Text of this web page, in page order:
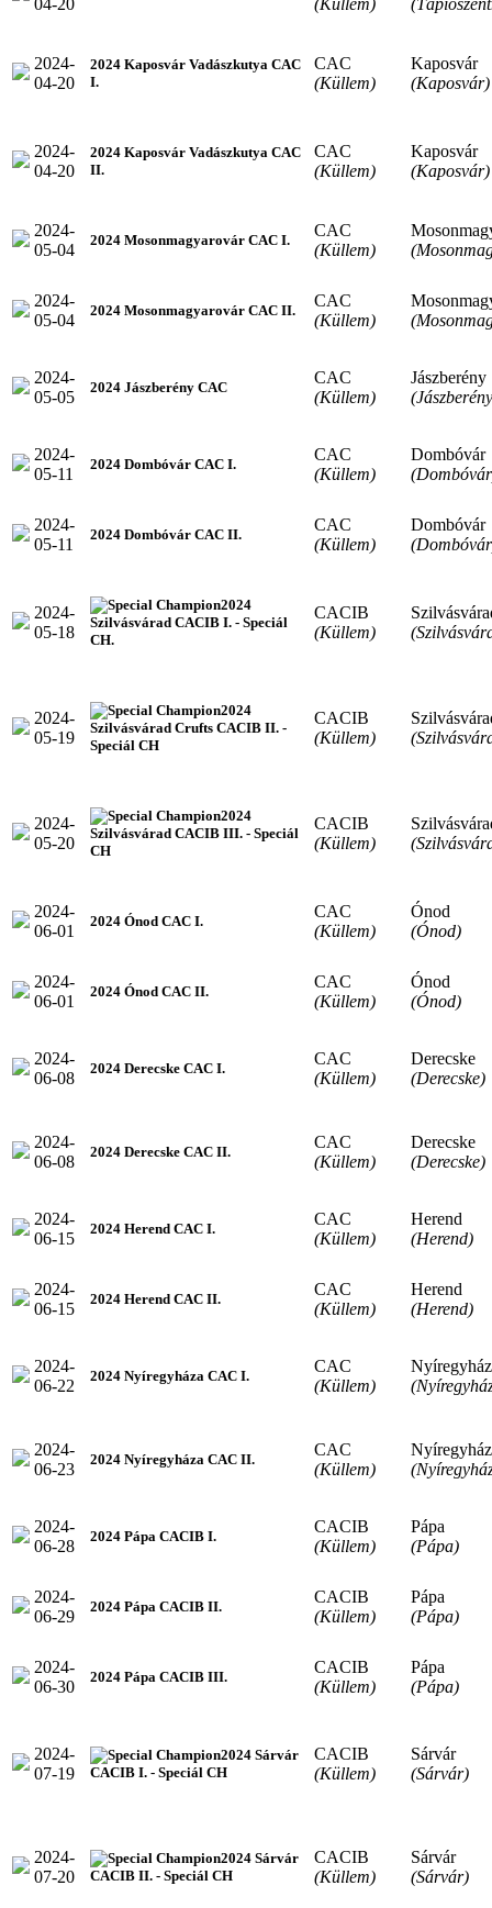
2024-
04-20
2024 Kaposvár Vadászkutya CAC
I.
CAC
(Küllem)
Kaposvár
(Kaposvár)
2024-
04-20
2024 Kaposvár Vadászkutya CAC
II.
CAC
(Küllem)
Kaposvár
(Kaposvár)
2024-
05-04
2024 Mosonmagyarovár CAC I.
CAC
(Küllem)
2024-
05-04
2024 Mosonmagyarovár CAC II.
CAC
(Küllem)
2024-
05-05
2024 Jászberény CAC
CAC
(Küllem)
Jászberény
2024-
05-11
2024 Dombóvár CAC I.
CAC
(Küllem)
Dombóvár
2024-
05-11
2024 Dombóvár CAC II.
CAC
(Küllem)
Dombóvár
2024-
05-18
2024
Szilvásvárad CACIB I. - Speciál
CH.
CACIB
(Küllem)
2024-
05-19
2024
Szilvásvárad Crufts CACIB II. -
Speciál CH
CACIB
(Küllem)
2024-
05-20
2024
Szilvásvárad CACIB III. - Speciál
CH
CACIB
(Küllem)
2024-
06-01
2024 Ónod CAC I.
CAC
(Küllem)
Ónod
(Ónod)
2024-
06-01
2024 Ónod CAC II.
CAC
(Küllem)
Ónod
(Ónod)
2024-
06-08
2024 Derecske CAC I.
CAC
(Küllem)
Derecske
(Derecske)
2024-
06-08
2024 Derecske CAC II.
CAC
(Küllem)
Derecske
(Derecske)
2024-
06-15
2024 Herend CAC I.
CAC
(Küllem)
Herend
(Herend)
2024-
06-15
2024 Herend CAC II.
CAC
(Küllem)
Herend
(Herend)
2024-
06-22
2024 Nyíregyháza CAC I.
CAC
(Küllem)
2024-
06-23
2024 Nyíregyháza CAC II.
CAC
(Küllem)
2024-
06-28
2024 Pápa CACIB I.
CACIB
(Küllem)
Pápa
(Pápa)
2024-
06-29
2024 Pápa CACIB II.
CACIB
(Küllem)
Pápa
(Pápa)
2024-
06-30
2024 Pápa CACIB III.
CACIB
(Küllem)
Pápa
(Pápa)
2024-
07-19
2024 Sárvár
CACIB I. - Speciál CH
CACIB
(Küllem)
Sárvár
(Sárvár)
2024-
07-20
2024 Sárvár
CACIB II. - Speciál CH
CACIB
(Küllem)
Sárvár
(Sárvár)